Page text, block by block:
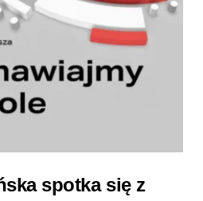
spotka się z